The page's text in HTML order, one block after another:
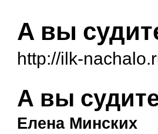
А вы
http://ilk-
А вы
Елена Минских